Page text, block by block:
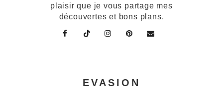
plaisir que je vous partage mes
découvertes et bons plans.
EVASION